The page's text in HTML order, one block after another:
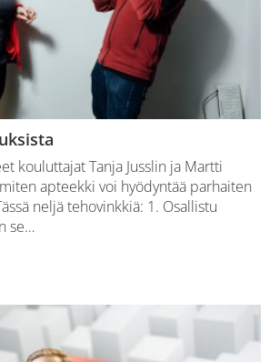
kouluttajat Tanja Jusslin ja Martti
apteekki voi hyödyntää parhaiten
neljä tehovinkkiä: 1. Osallistu
se…